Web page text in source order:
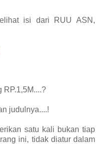
isi dari RUU ASN,
RP.1,5M....?
judulnya....!
satu kali bukan tiap
ini, tidak diatur dalam